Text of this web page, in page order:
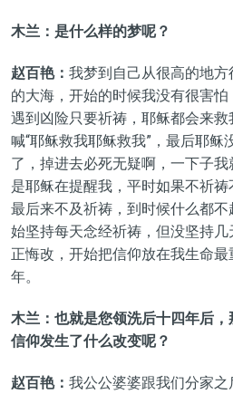
木兰：是什么样的梦呢？
赵百艳： 我梦到自己从很高的地
的大海，开始的时候我没有很害
遇到凶险只要祈祷，耶稣都会来
喊“耶稣救我耶稣救我”，最后耶稣
了，掉进去必死无疑啊，一下子
是耶稣在提醒我，平时如果不祈
最后来不及祈祷，到时候什么都
始坚持每天念经祈祷，但没坚持
正悔改，开始把信仰放在我生命
年。
木兰：也就是您领洗后十四年后
信仰发生了什么改变呢？
赵百艳： 我公公婆婆跟我们分家